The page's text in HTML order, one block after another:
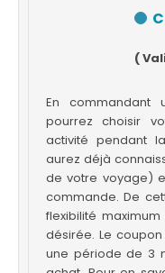
(
En commandant
pourrez choisir
activité pendant
aurez déjà
de votre voyage)
commande. De cette façon, vous bénéficiez d’une
flexibilité
désirée. Le
une période de 3